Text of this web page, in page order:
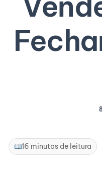
16 minutos de leitura